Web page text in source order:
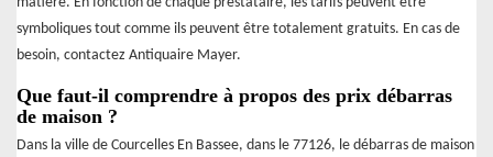
symboliques tout comme ils peuvent être totalement gratuits. En cas de
besoin, contactez Antiquaire Mayer.
Que faut-il comprendre à propos des prix débarras
de maison ?
Dans la ville de Courcelles En Bassee, dans le 77126, le débarras de maison